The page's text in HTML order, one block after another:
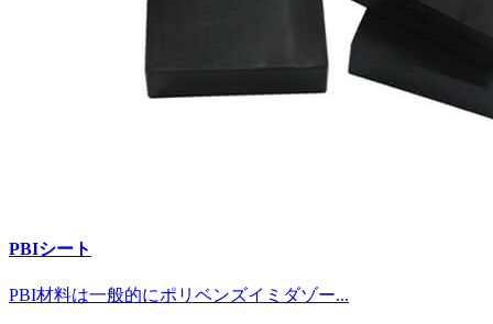
PBIシート
PBI材料は一般的にポリベンズイミダゾー...